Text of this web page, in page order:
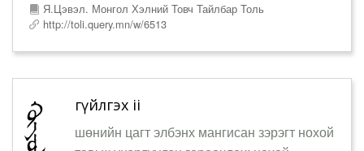
Я.Цэвэл. Монгол Хэлний Товч Тайлбар Толь
http://toli.query.mn/w/6513
гүйлгэх ii
шөнийн цагт элбэнх мангисан зэрэгт нохой